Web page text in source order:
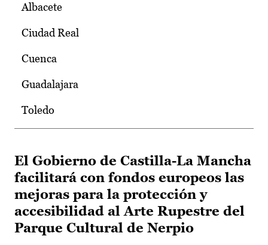
Albacete
Ciudad Real
Cuenca
Guadalajara
Toledo
El Gobierno de Castilla-La Mancha
facilitará con fondos europeos las
mejoras para la protección y
accesibilidad al Arte Rupestre del
Parque Cultural de Nerpio